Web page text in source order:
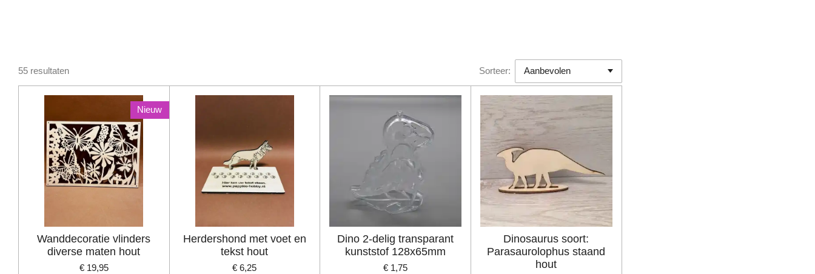
55 resultaten Sorteer:
Nieuw
Wanddecoratie vlinders
diverse maten hout
€ 19,95
Herdershond met voet en
tekst hout
€ 6,25
Dino 2-delig transparant
kunststof 128x65mm
€ 1,75
Dinosaurus soort:
Parasaurolophus staand
hout